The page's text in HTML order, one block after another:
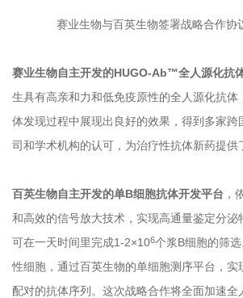
赛业生物与百英生物签署战略合作协
赛业生物自主开发的HUGO-Ab™全人源化抗
生具有高亲和力和低免疫原性的全人源化抗体
体发现过程中展现出良好的效果，得到多家跨
司和学术机构的认可，为治疗性抗体新药提供
百英生物自主开发的单B细胞抗体开发平台 ，
和高效的信号放大技术，实现高通量鉴定分泌
可在一天时间里完成1-2×106个浆B细胞的筛
性细胞，通过百英生物的单细胞测序平台，实
配对的抗体序列。这次战略合作将全面加速全